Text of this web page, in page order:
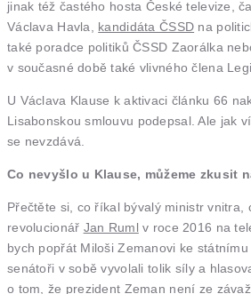
jinak též častého hosta České televize,
Václava Havla, kandidáta ČSSD na
také poradce politiků ČSSD Zaorálka
v současné době také vlivného člena
U Václava Klause k aktivaci článku 66
Lisabonskou smlouvu podepsal. Ale jak
se nevzdává.
Co nevyšlo u Klause, můžeme zkusit
Přečtěte si, co říkal bývalý ministr vnitra,
revolucionář Jan Ruml v roce 2016 na
bych popřát Miloši Zemanovi ke
senátoři v sobě vyvolali tolik síly a
o tom, že prezident Zeman není ze